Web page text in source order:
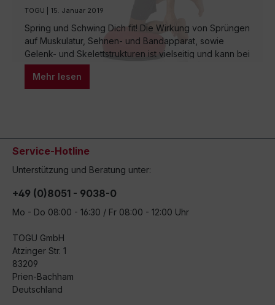
TOGU | 15. Januar 2019
Spring und Schwing Dich fit! Die Wirkung von Sprüngen
auf Muskulatur, Sehnen- und Bandapparat, sowie
Gelenk- und Skelettstrukturen ist vielseitig und kann bei
falscher Belastung oder einem falschen Untergrund
schädlich sein. Hat man aber ein Trainingsgerät, das
genau für diese Zwecke und Einsatzbereiche
Mehr lesen
Service-Hotline
Unterstützung und Beratung unter:
+49 (0)8051 - 9038-0
Mo - Do 08:00 - 16:30 / Fr 08:00 - 12:00 Uhr
TOGU GmbH
Atzinger Str. 1
83209
Prien-Bachham
Deutschland